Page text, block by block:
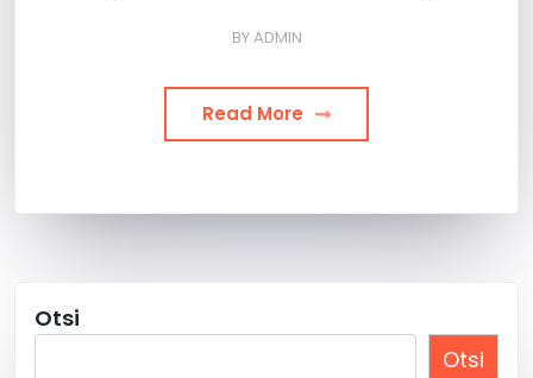
BYADMIN
Read More
Otsi
Otsi